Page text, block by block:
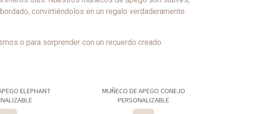
convirtiéndolos en un regalo verdaderamente
o para sorprender con un recuerdo creado
ELEPHANT
MUÑECO DE APEGO CONEJO
PERSONALIZABLE